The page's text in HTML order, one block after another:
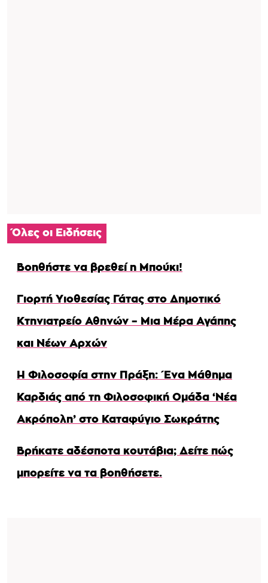
Όλες οι Ειδήσεις
Βοηθήστε να βρεθεί η Μπούκι!
Γιορτή Υιοθεσίας Γάτας στο Δημοτικό
Κτηνιατρείο Αθηνών – Μια Μέρα Αγάπης
και Νέων Αρχών
Η Φιλοσοφία στην Πράξη: Ένα Μάθημα
Καρδιάς από τη Φιλοσοφική Ομάδα ‘Νέα
Ακρόπολη’ στο Καταφύγιο Σωκράτης
Βρήκατε αδέσποτα κουτάβια; Δείτε πώς
μπορείτε να τα βοηθήσετε.